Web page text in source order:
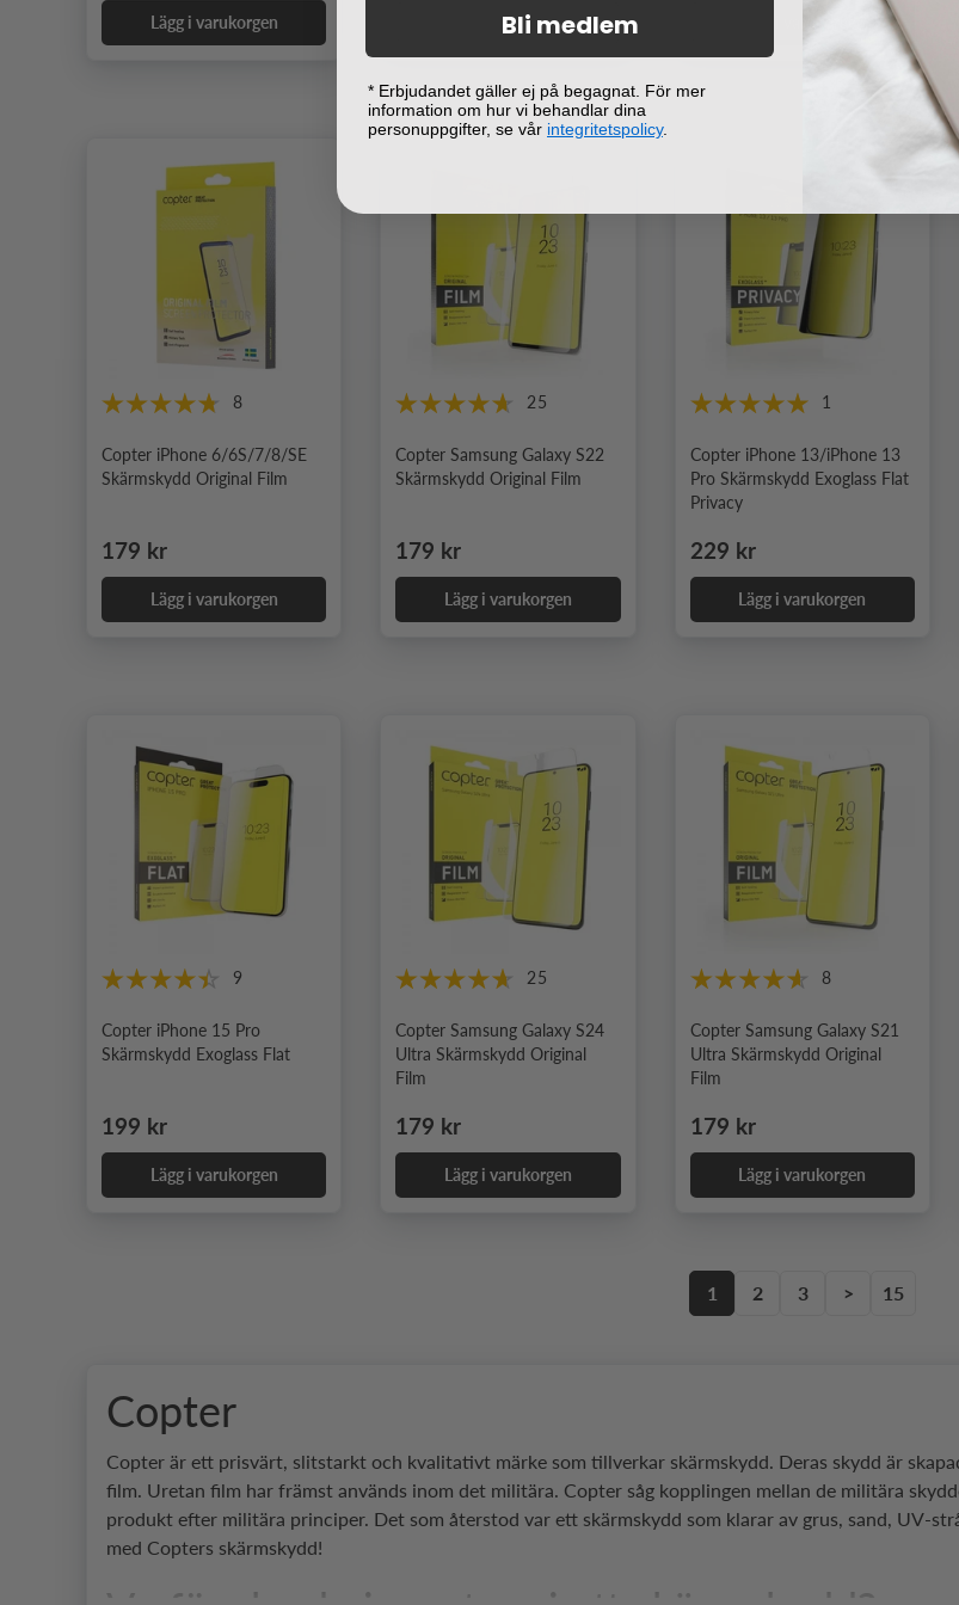
Lägg i varukorgen Lägg i varukorgen Lägg i varukorgen
8
Copter iPhone 6/6S/7/8/SE
Skärmskydd Original Film
Ordinarie pris
179 kr
Lägg i varukorgen
25
Copter Samsung Galaxy S22
Skärmskydd Original Film
Ordinarie pris
179 kr
Lägg i varukorgen
1
Copter iPhone 13/iPhone 13
Pro Skärmskydd Exoglass Flat
Privacy
Ordinarie pris
229 kr
Lägg i varukorgen
9
Copter iPhone 15 Pro
Skärmskydd Exoglass Flat
Ordinarie pris
199 kr
Lägg i varukorgen
25
Copter Samsung Galaxy S24
Ultra Skärmskydd Original
Film
Ordinarie pris
179 kr
Lägg i varukorgen
8
Copter Samsung Galaxy S21
Ultra Skärmskydd Original
Film
Ordinarie pris
179 kr
Lägg i varukorgen
1 2 3 > 15
Copter
Copter är ett prisvärt, slitstarkt och kvalitativt märke som tillverkar skärmskydd. Deras skydd är
film. Uretan film har främst används inom det militära. Copter såg kopplingen mellan de militära
produkt efter militära principer. Det som återstod var ett skärmskydd som klarar av grus, sand, UV-
med Copters skärmskydd!
Bli medlem
* Erbjudandet gäller ej på begagnat. För mer
information om hur vi behandlar dina
personuppgifter, se vår integritetspolicy.